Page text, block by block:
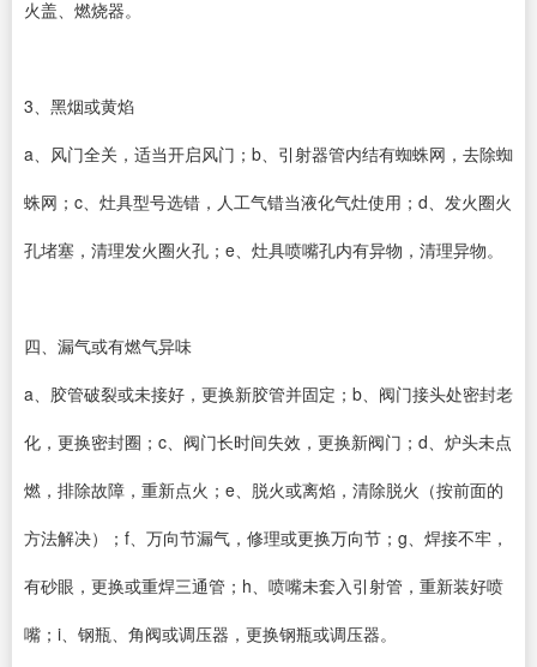
火盖、燃烧器。
3、黑烟或黄焰
a、风门全关，适当开启风门；b、引射器管内结有蜘蛛网，去除蜘
蛛网；c、灶具型号选错，人工气错当液化气灶使用；d、发火圈火
孔堵塞，清理发火圈火孔；e、灶具喷嘴孔内有异物，清理异物。
四、漏气或有燃气异味
a、胶管破裂或未接好，更换新胶管并固定；b、阀门接头处密封老
化，更换密封圈；c、阀门长时间失效，更换新阀门；d、炉头未点
燃，排除故障，重新点火；e、脱火或离焰，清除脱火（按前面的
方法解决）；f、万向节漏气，修理或更换万向节；g、焊接不牢，
有砂眼，更换或重焊三通管；h、喷嘴未套入引射管，重新装好喷
嘴；i、钢瓶、角阀或调压器，更换钢瓶或调压器。